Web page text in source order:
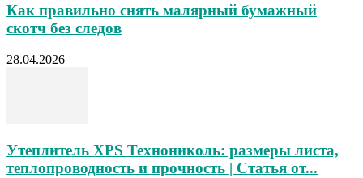
Как правильно снять малярный бумажный
скотч без следов
28.04.2026
Утеплитель XPS Технониколь: размеры листа,
теплопроводность и прочность | Статья от...